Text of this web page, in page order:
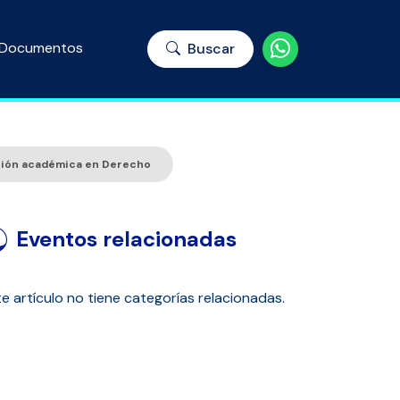
Buscar
académica en Derecho
Eventos relacionadas
artículo no tiene categorías relacionadas.